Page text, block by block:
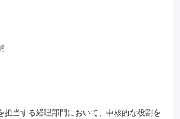
担当する経理部門において、中核的な役割を